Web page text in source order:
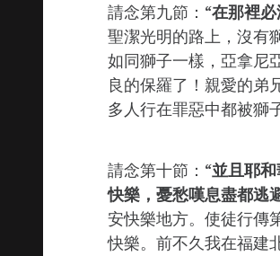
請念第九節：“在那裡
聖潔光明的路上，沒有
如同獅子一樣，亞拿尼
良的保羅了！親愛的弟
多人行在罪惡中都被獅
請念第十節：“並且耶
快樂，憂愁嘆息盡都逃
安快樂地方。使徒行傳
快樂。前不久我在福建